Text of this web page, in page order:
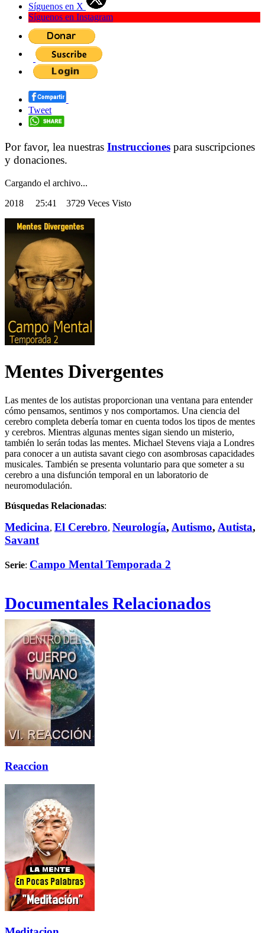
Síguenos en X
Síguenos en Instagram
Tweet
Por favor, lea nuestras Instrucciones para suscripciones
y donaciones.
Cargando el archivo...
2018 25:41 3729 Veces Visto
Mentes Divergentes
Las mentes de los autistas proporcionan una ventana para entender
cómo pensamos, sentimos y nos comportamos. Una ciencia del
cerebro completa debería tomar en cuenta todos los tipos de mentes
y cerebros. Mientras algunas mentes sigan siendo un misterio,
también lo serán todas las mentes. Michael Stevens viaja a Londres
para conocer a un autista savant ciego con asombrosas capacidades
musicales. También se presenta voluntario para que someter a su
cerebro a una disfunción temporal en un laboratorio de
neuromodulación.
Búsquedas Relacionadas:
Medicina, El Cerebro, Neurología, Autismo, Autista,
Savant
Serie: Campo Mental Temporada 2
Documentales Relacionados
Reaccion